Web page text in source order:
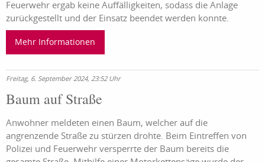
Feuerwehr ergab keine Auffälligkeiten, sodass die Anlage
zurückgestellt und der Einsatz beendet werden konnte.
Mehr Informationen
Freitag, 6. September 2024, 23:52 Uhr
Baum auf Straße
Anwohner meldeten einen Baum, welcher auf die
angrenzende Straße zu stürzen drohte. Beim Eintreffen von
Polizei und Feuerwehr versperrte der Baum bereits die